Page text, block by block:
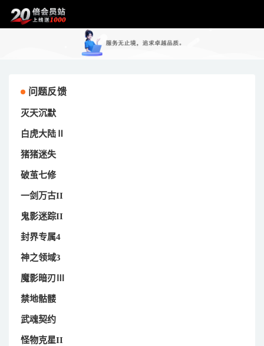
问题反馈
灭天沉默
白虎大陆Ⅱ
猪猪迷失
破茧七修
一剑万古II
鬼影迷踪II
封界专属4
神之领域3
魔影暗刃Ⅲ
禁地骷髅
武魂契约
怪物克星II